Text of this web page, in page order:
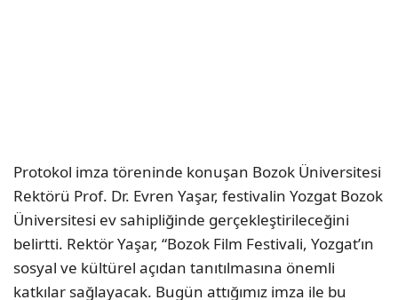
Protokol imza töreninde konuşan Bozok Üniversitesi
Rektörü Prof. Dr. Evren Yaşar, festivalin Yozgat Bozok
Üniversitesi ev sahipliğinde gerçekleştirileceğini
belirtti. Rektör Yaşar, “Bozok Film Festivali, Yozgat’ın
sosyal ve kültürel açıdan tanıtılmasına önemli
katkılar sağlayacak. Bugün attığımız imza ile bu